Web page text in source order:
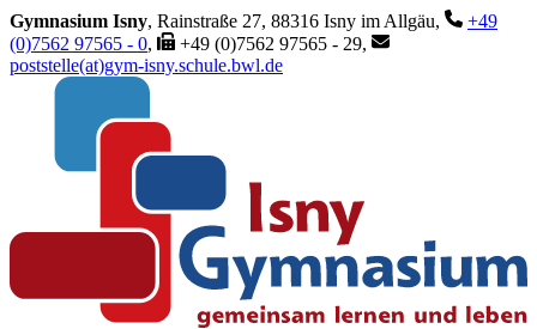
Gymnasium Isny, Rainstraße 27, 88316 Isny im Allgäu,
+49
(0)7562 97565 - 0,
+49 (0)7562 97565 - 29,
poststelle(at)gym-isny.schule.bwl.de